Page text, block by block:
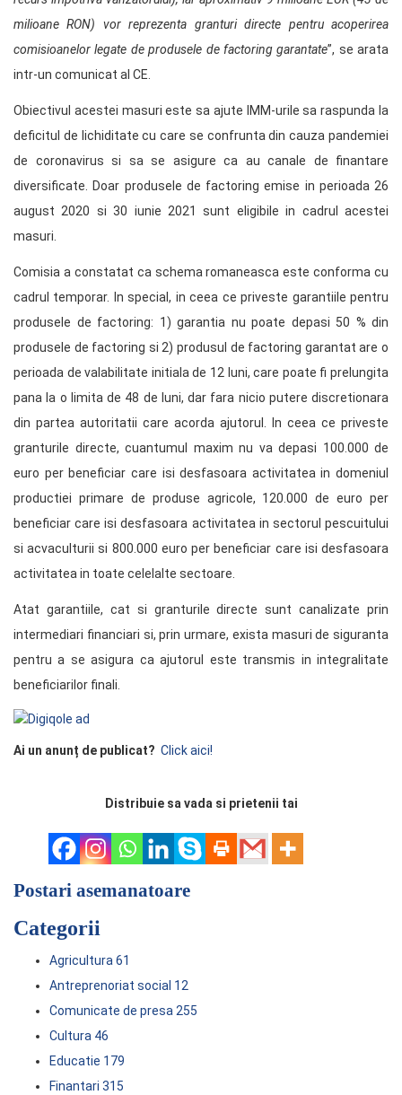
milioane RON) vor reprezenta granturi directe pentru acoperirea
comisioanelor legate de produsele de factoring garantate”, se arata
intr-un comunicat al CE.
Obiectivul acestei masuri este sa ajute IMM-urile sa raspunda la
deficitul de lichiditate cu care se confrunta din cauza pandemiei
de coronavirus si sa se asigure ca au canale de finantare
diversificate. Doar produsele de factoring emise in perioada 26
august 2020 si 30 iunie 2021 sunt eligibile in cadrul acestei
masuri.
Comisia a constatat ca schema romaneasca este conforma cu
cadrul temporar. In special, in ceea ce priveste garantiile pentru
produsele de factoring: 1) garantia nu poate depasi 50 % din
produsele de factoring si 2) produsul de factoring garantat are o
perioada de valabilitate initiala de 12 luni, care poate fi prelungita
pana la o limita de 48 de luni, dar fara nicio putere discretionara
din partea autoritatii care acorda ajutorul. In ceea ce priveste
granturile directe, cuantumul maxim nu va depasi 100.000 de
euro per beneficiar care isi desfasoara activitatea in domeniul
productiei primare de produse agricole, 120.000 de euro per
beneficiar care isi desfasoara activitatea in sectorul pescuitului
si acvaculturii si 800.000 euro per beneficiar care isi desfasoara
activitatea in toate celelalte sectoare.
Atat garantiile, cat si granturile directe sunt canalizate prin
intermediari financiari si, prin urmare, exista masuri de siguranta
pentru a se asigura ca ajutorul este transmis in integralitate
beneficiarilor finali.
Ai un anunț de publicat? Click aici!
Distribuie sa vada si prietenii tai
Postari asemanatoare
Categorii
Agricultura 61
Antreprenoriat social 12
Comunicate de presa 255
Cultura 46
Educatie 179
Finantari 315